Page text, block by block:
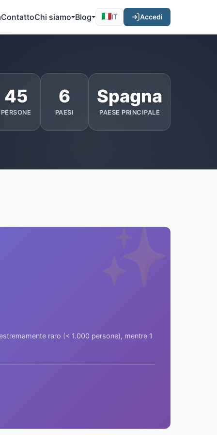
ContattoChi siamo Blog IT Accedi
45
PERSONE
6
PAESI
Spagna
PAESE PRINCIPALE
✨
raro (< 1.000 persone), mentre 1